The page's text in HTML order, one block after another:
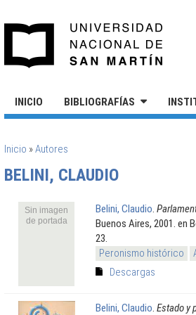
INICIO BIBLIOGRAFÍAS
SE ENCUENTRA USTED AQUÍ
Inicio »Autores
BELINI, CLAUDIO
Sin imagen
de portada
Belini, Claudio
Buenos Aires, 2001. en
23.
Peronismo histórico
Descargas
Belini, Claudio Estado y